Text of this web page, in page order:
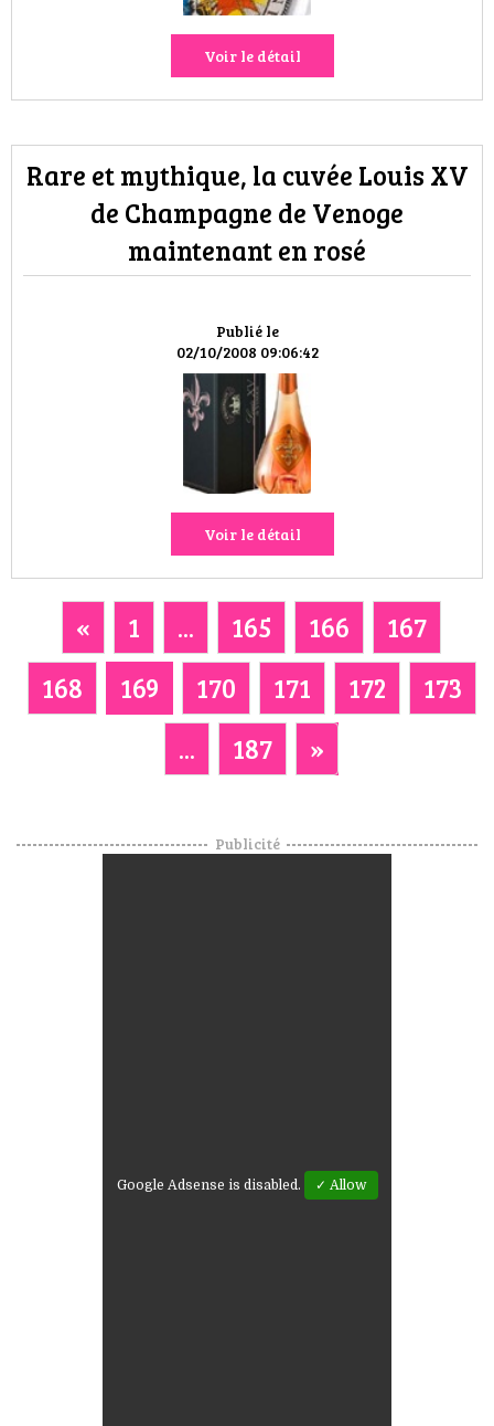
Voir le détail
Publié le
02/10/2008 09:06:42
Rare et mythique, la cuvée Louis XV
de Champagne de Venoge
maintenant en rosé
Voir le détail
« 1 ... 165 166
167
168
169 170 171 172
173
...
187 »
Publicité
Google Adsense is disabled. ✓ Allow